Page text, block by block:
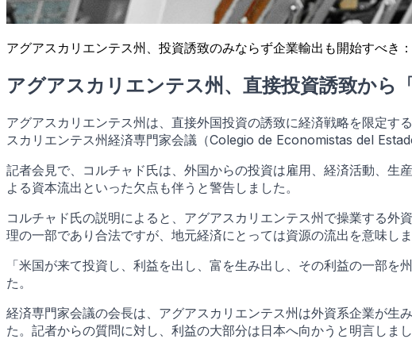
アグアスカリエンテス州、投資誘致のみならず企業輸出も開始すべき
アグアスカリエンテス州、直接投資誘致から
アグアスカリエンテス州は、直接外国投資の誘致に経済戦略を限定
スカリエンテス州経済専門家会議（Colegio de Economistas del
記者会見で、コルチャド氏は、外国からの投資は雇用、経済活動、生
よる資本流出といった欠点も伴うと警告しました。
コルチャド氏の説明によると、アグアスカリエンテス州で操業する
理の一部であり合法ですが、地元経済にとっては資源の流出を意味しま
「米国が来て投資し、利益を出し、富を生み出し、その利益の一部
た。
経済専門家会議の会長は、アグアスカリエンテス州は外資系企業が
た。記者からの質問に対し、利益の大部分は日本へ向かうと明言しま